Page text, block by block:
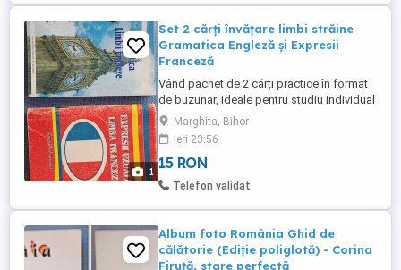
1
Set 2 cărți învățare limbi străine
Gramatica Engleză și Expresii
Franceză
Vând pachet de 2 cărți practice în format
de buzunar, ideale pentru studiu individual
sau călătorii: 1-Gramatica Limbii Engleze
(Notițe) Ghid rapid cu reguli de bază,
exemple și observații utile pentru
structurarea corectă a limbii engleze. 2-
Expresii Uzuale Limba Franceză Ghid de
Marghita, Bihor
ieri 23:56
15 RON
Telefon validat
Album foto România Ghid de
călătorie (Ediție poliglotă) - Corina
Firuță, stare perfectă